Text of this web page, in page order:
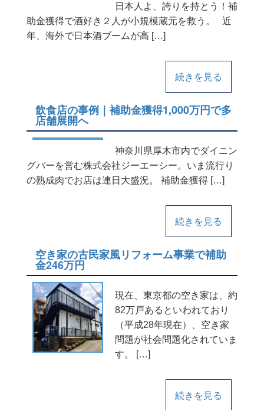
日本人よ、誇りを持とう！補
助金獲得で酒好き２人が小規模蔵元を救う。 近
年、海外で日本酒ブームが高 […]
続きを見る
飲食店の事例｜補助金獲得1,000万円で多
店舗展開へ
神奈川県厚木市内でダイニン
グバーを営む株式会社ジーエーシー。いま流行り
の熟成肉でお店は連日大盛況。 補助金獲得 […]
続きを見る
空き家の古民家風リフォーム事業で補助
金246万円
現在、東京都の空き家は、約
82万戸あるといわれており
（平成28年現在）、空き家
問題が社会問題化されていま
す。 […]
続きを見る